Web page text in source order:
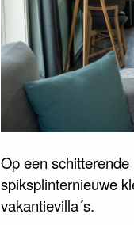
Op een
spiksplinternieuwe
vakantievilla´s.